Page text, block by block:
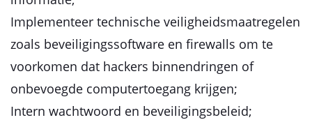
Implementeer technische veiligheidsmaatregelen
zoals beveiligingssoftware en firewalls om te
voorkomen dat hackers binnendringen of
onbevoegde computertoegang krijgen;
Intern wachtwoord en beveiligingsbeleid;